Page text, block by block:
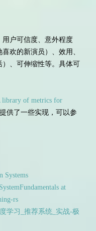
户可信度、意外程度
欢的新演员）、效用、
、可伸缩性等。具体可
library of metrics for
供了一些实现，可以参
Systems
at
rs
学习_推荐系统_实战-极